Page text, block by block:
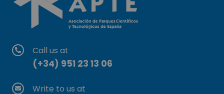
Call us at
(+34) 951 23 13 06
Write to us at